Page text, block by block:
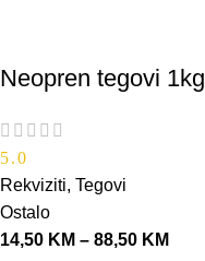
Neopren tegovi 1kg
5.0
Rekviziti, Tegovi
Ostalo
14,50 KM – 88,50 KM